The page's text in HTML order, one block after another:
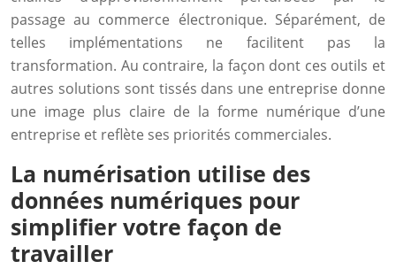
passage au commerce électronique. Séparément, de
telles implémentations ne facilitent pas la
transformation. Au contraire, la façon dont ces outils et
autres solutions sont tissés dans une entreprise donne
une image plus claire de la forme numérique d’une
entreprise et reflète ses priorités commerciales.
La numérisation utilise des
données numériques pour
simplifier votre façon de
travailler